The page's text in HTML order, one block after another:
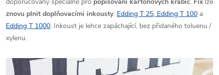
znovu plnit doplňovacími inkousty: Edding T 25, Edding T 100 a
Edding T 1000. Inkoust je lehce zapáchající, bez přidaného toluenu /
xylenu.